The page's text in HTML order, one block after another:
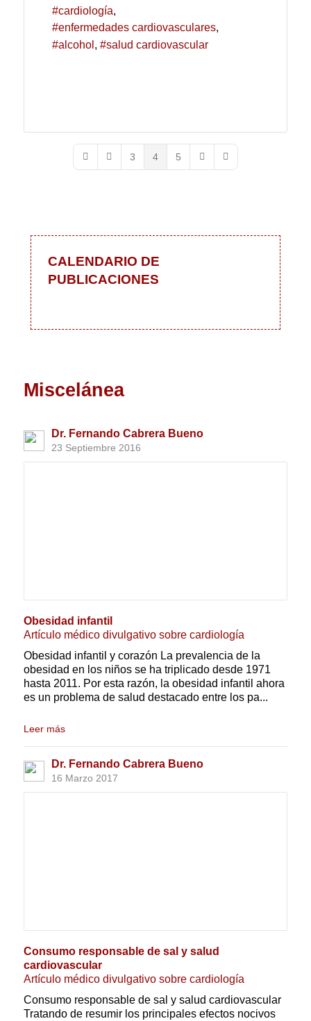
cardiología
enfermedades cardiovasculares
alcohol
salud cardiovascular
First PagePrevious Page
3 4 5
Next PageLast Page
CALENDARIO DE
PUBLICACIONES
Miscelánea
Dr. Fernando Cabrera Bueno
23 Septiembre 2016
Obesidad infantil
Artículo médico divulgativo sobre cardiología
Obesidad infantil y corazón La prevalencia de la
obesidad en los niños se ha triplicado desde 1971
hasta 2011. Por esta razón, la obesidad infantil ahora
es un problema de salud destacado entre los pa...
Leer más
Dr. Fernando Cabrera Bueno
16 Marzo 2017
Consumo responsable de sal y salud
cardiovascular
Artículo médico divulgativo sobre cardiología
Consumo responsable de sal y salud cardiovascular
Tratando de resumir los principales efectos nocivos